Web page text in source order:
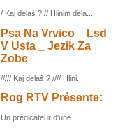
/ Kaj delaš ? // Hlinim dela...
Psa Na Vrvico _ Lsd
V Usta _ Jezik Za
Zobe
///// Kaj delaš ? //// Hlini...
Rog RTV Présente:
Un prédicateur d'une ...